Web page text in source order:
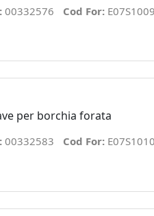
00332576 Cod For:
per borchia forata
00332583 Cod For: